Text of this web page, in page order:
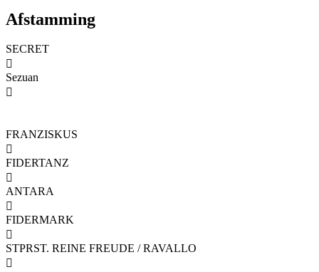
Afstamming
SECRET

Sezuan

FRANZISKUS

FIDERTANZ

ANTARA

FIDERMARK

STPRST. REINE FREUDE / RAVALLO
